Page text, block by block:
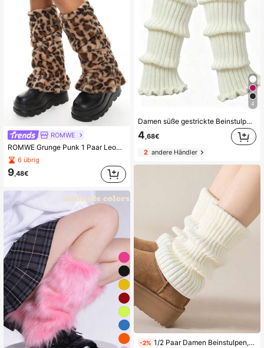
ROMWE
ROMWE Grunge Punk 1 Paar Leoparden Muster Beinwärmer, Stylisch und Warm für Frauen
6 übrig
9,48€
4
Damen süße gestrickte Beinstulpen, geeignet zum Tanzen, bequem und warm
4 ,68€
2andere Händler
-2% 1/2 Paar Damen Beinstulpen, weiße gestrickte warme Beinschoner, geeignet für Herbst/Winter, bequem und warm